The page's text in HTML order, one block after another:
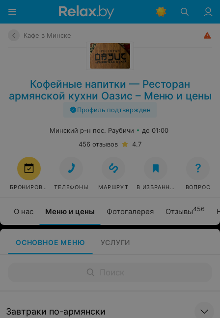
Кафе в Минске
Кофейные напитки — Ресторан
армянской кухни Оазис – Меню и цены
Профиль подтвержден
О нас Меню и цены Фотогалерея Отзывы456
Минский р-н пос. Раубичи
до 01:00
456 отзывов
4.7
БРОНИРОВАТЬ ТЕЛЕФОНЫ МАРШРУТ В ИЗБРАННОЕ ВОПРОС
ОСНОВНОЕ МЕНЮ УСЛУГИ
Завтраки по-армянски